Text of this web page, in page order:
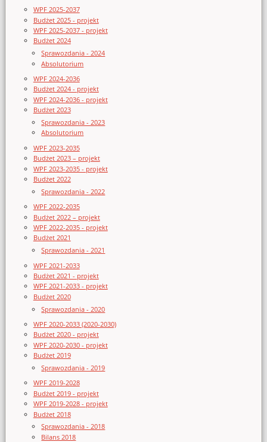
WPF 2025-2037
Budżet 2025 - projekt
WPF 2025-2037 - projekt
Budżet 2024
Sprawozdania - 2024
Absolutorium
WPF 2024-2036
Budżet 2024 - projekt
WPF 2024-2036 - projekt
Budżet 2023
Sprawozdania - 2023
Absolutorium
WPF 2023-2035
Budżet 2023 – projekt
WPF 2023-2035 - projekt
Budżet 2022
Sprawozdania - 2022
WPF 2022-2035
Budżet 2022 – projekt
WPF 2022-2035 - projekt
Budżet 2021
Sprawozdania - 2021
WPF 2021-2033
Budżet 2021 - projekt
WPF 2021-2033 - projekt
Budżet 2020
Sprawozdania - 2020
WPF 2020-2033 (2020-2030)
Budżet 2020 - projekt
WPF 2020-2030 - projekt
Budżet 2019
Sprawozdania - 2019
WPF 2019-2028
Budżet 2019 - projekt
WPF 2019-2028 - projekt
Budżet 2018
Sprawozdania - 2018
Bilans 2018